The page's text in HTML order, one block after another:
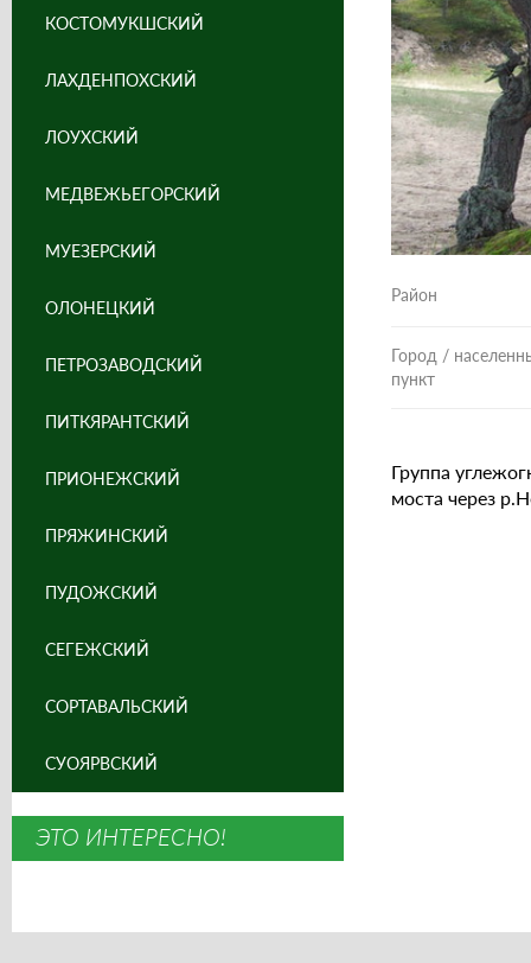
Район
Город /
пункт
Группа
моста через
КОСТОМУКШСКИЙ
ЛАХДЕНПОХСКИЙ
ЛОУХСКИЙ
МЕДВЕЖЬЕГОРСКИЙ
МУЕЗЕРСКИЙ
ОЛОНЕЦКИЙ
ПЕТРОЗАВОДСКИЙ
ПИТКЯРАНТСКИЙ
ПРИОНЕЖСКИЙ
ПРЯЖИНСКИЙ
ПУДОЖСКИЙ
СЕГЕЖСКИЙ
СОРТАВАЛЬСКИЙ
СУОЯРВСКИЙ
ЭТО ИНТЕРЕСНО!